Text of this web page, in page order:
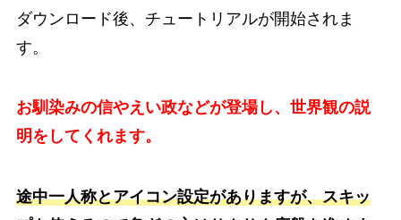
ダウンロード後、チュートリアルが開始されま
す。
お馴染みの信やえい政などが登場し、世界観の説
明をしてくれます。
途中一人称とアイコン設定がありますが、スキッ